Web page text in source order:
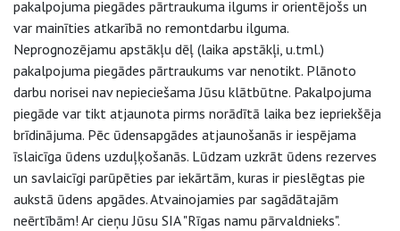
pakalpojuma piegādes pārtraukuma ilgums ir orientējošs un
var mainīties atkarībā no remontdarbu ilguma.
Neprognozējamu apstākļu dēļ (laika apstākļi, u.tml.)
pakalpojuma piegādes pārtraukums var nenotikt. Plānoto
darbu norisei nav nepieciešama Jūsu klātbūtne. Pakalpojuma
piegāde var tikt atjaunota pirms norādītā laika bez iepriekšēja
brīdinājuma. Pēc ūdensapgādes atjaunošanās ir iespējama
īslaicīga ūdens uzduļķošanās. Lūdzam uzkrāt ūdens rezerves
un savlaicīgi parūpēties par iekārtām, kuras ir pieslēgtas pie
aukstā ūdens apgādes. Atvainojamies par sagādātajām
neērtībām! Ar cieņu Jūsu SIA "Rīgas namu pārvaldnieks".